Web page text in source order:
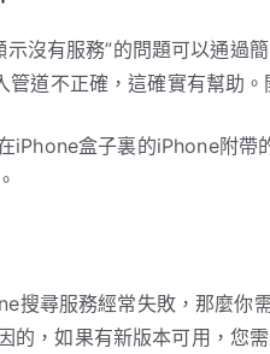
示沒有服務”的問題可以通過
管道不正確，這確實有幫助
iPhone盒子裏的iPhone附帶
搜尋服務經常失敗，那麼你
的，如果有新版本可用，您